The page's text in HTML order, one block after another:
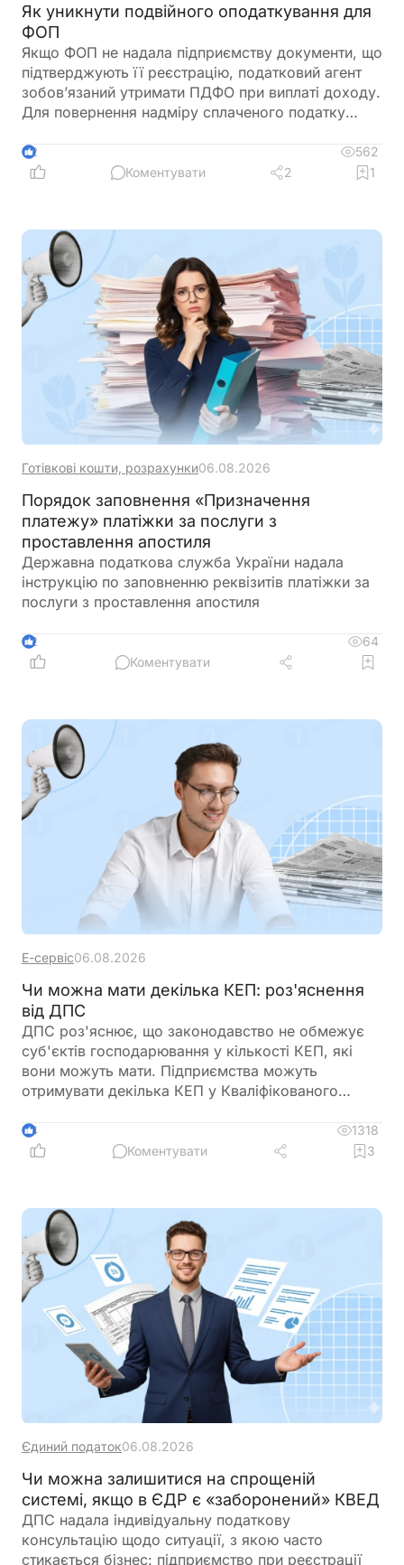
Як уникнути подвійного оподаткування для
ФОП
Якщо ФОП не надала підприємству документи, що
підтверджують її реєстрацію, податковий агент
зобов’язаний утримати ПДФО при виплаті доходу.
Для повернення надміру сплаченого податку
доходи, де відображає отриманий дохід та
утриманий податок. Податкова служба, після
2
562
Коментувати
2 1
Готівкові кошти, розрахунки06.08.2026
Порядок заповнення «Призначення
платежу» платіжки за послуги з
проставлення апостиля
Державна податкова служба України надала
інструкцію по заповненню реквізитів платіжки за
послуги з проставлення апостиля
2
64
Коментувати
Е-сервіс06.08.2026
Чи можна мати декілька КЕП: роз'яснення
від ДПС
ДПС роз'яснює, що законодавство не обмежує
суб'єктів господарювання у кількості КЕП, які
вони можуть мати. Підприємства можуть
отримувати декілька КЕП у Кваліфікованого
України
4
1318
Коментувати
3
Єдиний податок06.08.2026
Чи можна залишитися на спрощеній
системі, якщо в ЄДР є «заборонений» КВЕД
ДПС надала індивідуальну податкову
консультацію щодо ситуації, з якою часто
стикається бізнес: підприємство при реєстрації